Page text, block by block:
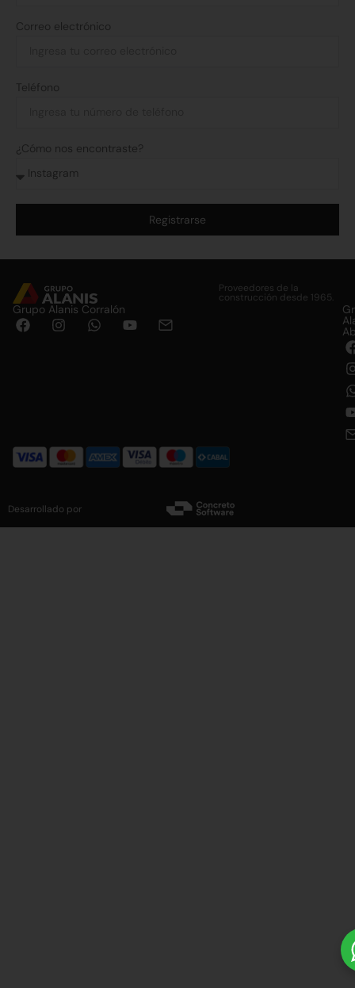
Correo electrónico
Teléfono
¿Cómo nos encontraste?
Registrarse
Proveedores de la
construcción desde 1965.
Grupo Alanis Corralón
Desarrollado por